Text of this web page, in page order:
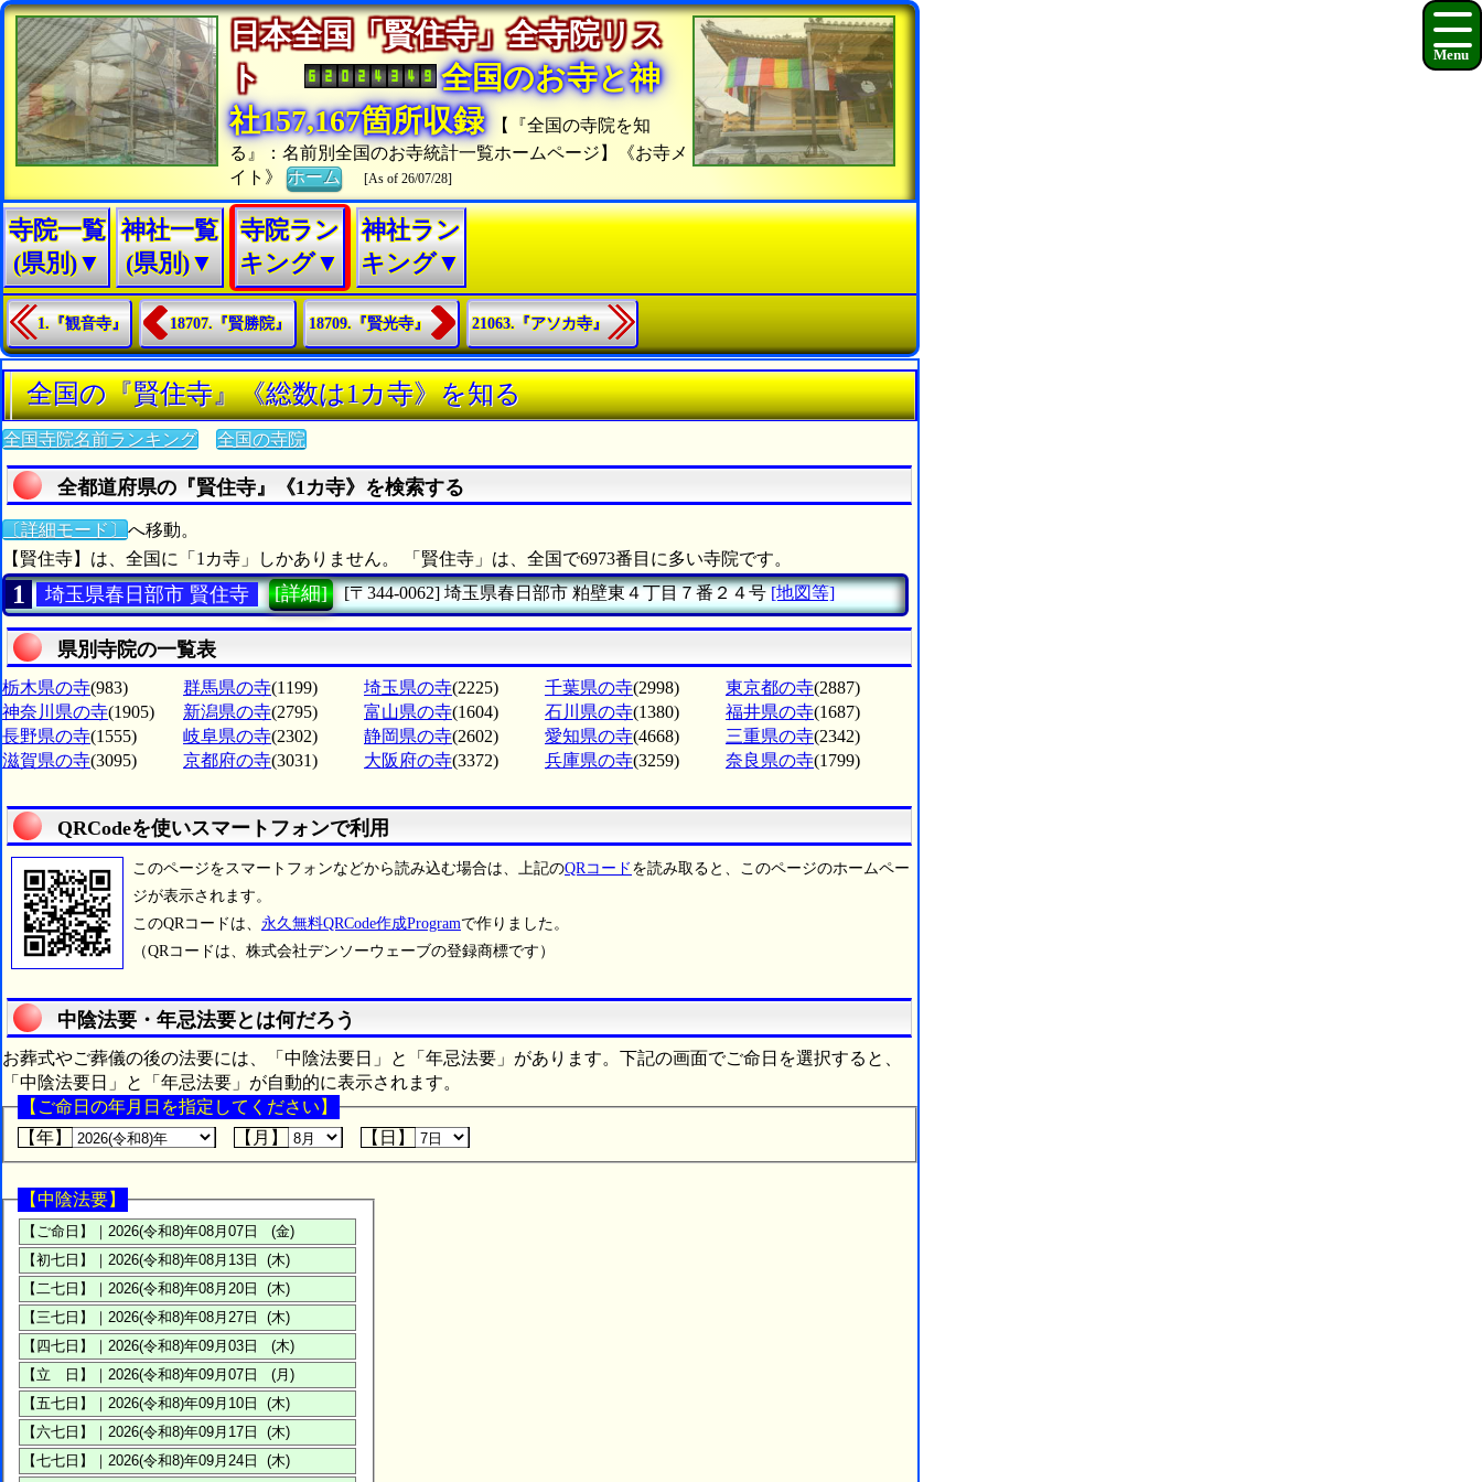
日本全国「賢住寺」全寺院リス
ト
全国のお寺と神
社157,167箇所収録
【『全国の寺院を知
る』：名前別全国のお寺統計一覧ホームページ】《お寺メ
イト》ホーム [As of 26/07/28]
寺院一覧
(県別)▼
神社一覧
(県別)▼
寺院ラン
キング▼
神社ラン
キング▼
1.『観音寺』 18707.『賢勝院』 18709.『賢光寺』 21063.『アソカ寺』
全国の『賢住寺』《総数は1カ寺》を知る
全国寺院名前ランキング 全国の寺院
全都道府県の『賢住寺』《1カ寺》を検索する
〔詳細モード〕 へ移動。
【賢住寺】は、全国に「1カ寺」しかありません。 「賢住寺」は、全国で6973番目に多い寺院です。
1 埼玉県春日部市 賢住寺 [詳細] [〒344-0062] 埼玉県春日部市粕壁東４丁目７番２４号 [地図等]
県別寺院の一覧表
栃木県の寺(983) 群馬県の寺(1199) 埼玉県の寺(2225) 千葉県の寺(2998) 東京都の寺(2887)
神奈川県の寺(1905) 新潟県の寺(2795) 富山県の寺(1604) 石川県の寺(1380) 福井県の寺(1687)
長野県の寺(1555) 岐阜県の寺(2302) 静岡県の寺(2602) 愛知県の寺(4668) 三重県の寺(2342)
滋賀県の寺(3095) 京都府の寺(3031) 大阪府の寺(3372) 兵庫県の寺(3259) 奈良県の寺(1799)
QRCodeを使いスマートフォンで利用
このページをスマートフォンなどから読み込む場合は、上記のQRコード を読み取ると、このページのホームペー
ジが表示されます。
このQRコードは、 永久無料QRCode作成Programで作りました。
（QRコードは、株式会社デンソーウェーブの登録商標です）
中陰法要・年忌法要とは何だろう
お葬式やご葬儀の後の法要には、「中陰法要日」と「年忌法要」があります。下記の画面でご命日を選択すると、
「中陰法要日」と「年忌法要」が自動的に表示されます。
【ご命日の年月日を指定してください】
【年】
【月】 【日】
【中陰法要】